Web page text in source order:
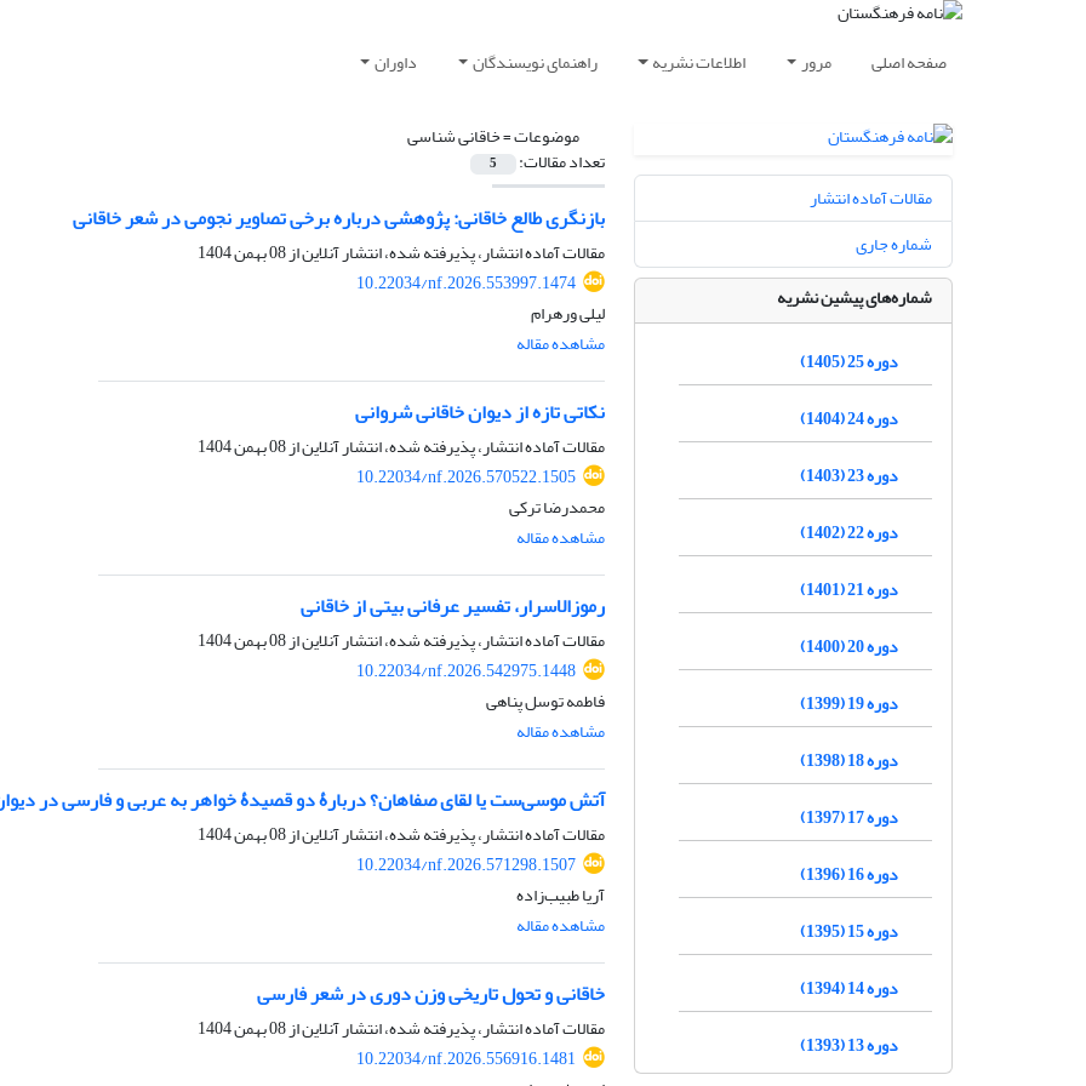
صفحه اصلی مرور اطلاعات نشریه راهنمای نویسندگان داوران
موضوعات =خاقانی شناسی
تعداد مقالات: 5
بازنگری طالع خاقانی: پژوهشی درباره برخی تصاویر نجومی در شعر خاقانی
مقالات آماده انتشار، پذیرفته شده، انتشار آنلاین از08 بهمن 1404
10.22034/nf.2026.553997.1474
لیلی ورهرام
مشاهده مقاله
نکاتی تازه‌ از دیوان خاقانی شروانی
مقالات آماده انتشار، پذیرفته شده، انتشار آنلاین از08 بهمن 1404
10.22034/nf.2026.570522.1505
محمدرضا ترکی
مشاهده مقاله
‌‌رموزالاسرار، تفسیر عرفانی بیتی از خاقانی
مقالات آماده انتشار، پذیرفته شده، انتشار آنلاین از08 بهمن 1404
10.22034/nf.2026.542975.1448
فاطمه توسل پناهی
مشاهده مقاله
آتش موسی‌ست یا لقای صفاهان؟ دربارۀ دو قصیدۀ خواهر به عربی و فارسی در
مقالات آماده انتشار، پذیرفته شده، انتشار آنلاین از08 بهمن 1404
10.22034/nf.2026.571298.1507
آریا طبیب‌زاده
مشاهده مقاله
خاقانی و تحول تاریخی وزن دوری در شعر فارسی
مقالات آماده انتشار، پذیرفته شده، انتشار آنلاین از08 بهمن 1404
10.22034/nf.2026.556916.1481
مقالات آماده انتشار
شماره جاری
شماره‌های پیشین نشریه
دوره 25 (1405)
دوره 24 (1404)
دوره 23 (1403)
دوره 22 (1402)
دوره 21 (1401)
دوره 20 (1400)
دوره 19 (1399)
دوره 18 (1398)
دوره 17 (1397)
دوره 16 (1396)
دوره 15 (1395)
دوره 14 (1394)
دوره 13 (1393)